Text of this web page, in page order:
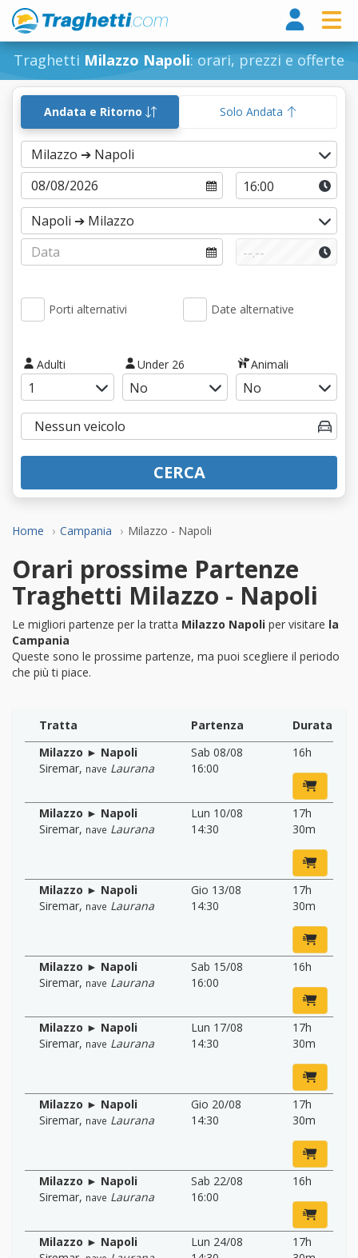
Traghetti Milazzo Napoli: orari, prezzi e offerte
Home Campania Milazzo - Napoli
Andata e Ritorno Solo Andata
Porti alternativi Date alternative
Adulti Under 26 Animali
CERCA
Orari prossime Partenze
Traghetti Milazzo - Napoli
Le migliori partenze per la tratta Milazzo Napoli per visitare la
Campania
Queste sono le prossime partenze, ma puoi scegliere il periodo
che più ti piace.
Tratta Partenza
Durata
Milazzo ► Napoli
Siremar, nave Laurana
Sab 08/08
16:00
16h
Milazzo ► Napoli
Siremar, nave Laurana
Lun 10/08
14:30
17h
30m
Milazzo ► Napoli
Siremar, nave Laurana
Gio 13/08
14:30
17h
30m
Milazzo ► Napoli
Siremar, nave Laurana
Sab 15/08
16:00
16h
Milazzo ► Napoli
Siremar, nave Laurana
Lun 17/08
14:30
17h
30m
Milazzo ► Napoli
Siremar, nave Laurana
Gio 20/08
14:30
17h
30m
Milazzo ► Napoli
Siremar, nave Laurana
Sab 22/08
16:00
16h
Milazzo ► Napoli
Lun 24/08
17h